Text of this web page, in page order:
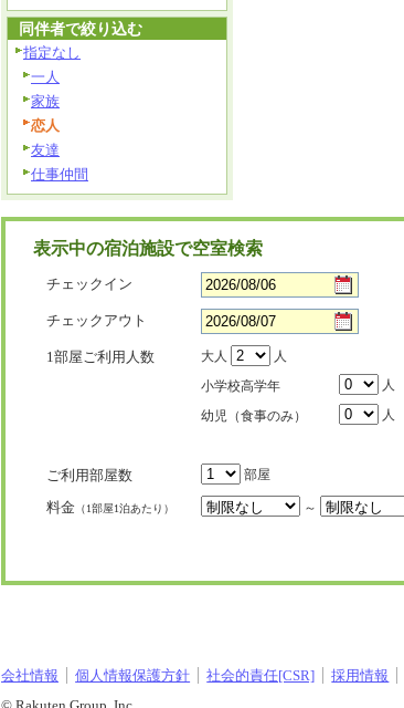
同伴者で絞り込む
指定なし
一人
家族
恋人
友達
仕事仲間
表示中の宿泊施設で空室検索
チェックイン
チェックアウト
1部屋ご利用人数 大人
人
小学校高学年
人
幼児（食事のみ）
人
ご利用部屋数 部屋
料金 （1部屋1泊あたり） ～
会社情報 個人情報保護方針 社会的責任[CSR] 採用情報